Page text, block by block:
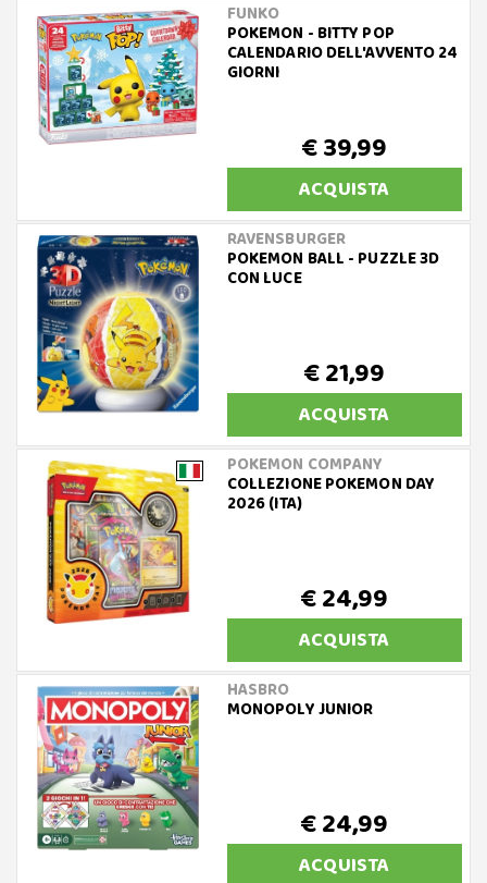
FUNKO
POKEMON - BITTY POP
CALENDARIO DELL'AVVENTO 24
GIORNI
€ 39,99
ACQUISTA
RAVENSBURGER
POKEMON BALL - PUZZLE 3D
CON LUCE
€ 21,99
ACQUISTA
POKEMON COMPANY
COLLEZIONE POKEMON DAY
2026 (ITA)
€ 24,99
ACQUISTA
HASBRO
MONOPOLY JUNIOR
€ 24,99
ACQUISTA